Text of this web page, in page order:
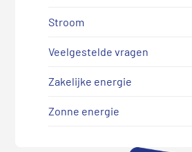
Stroom
Veelgestelde vragen
Zakelijke energie
Zonne energie